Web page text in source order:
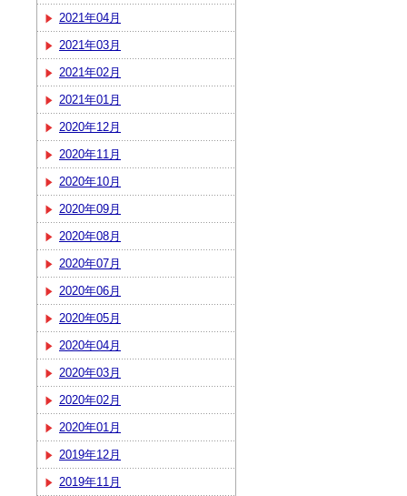
2021年04月
2021年03月
2021年02月
2021年01月
2020年12月
2020年11月
2020年10月
2020年09月
2020年08月
2020年07月
2020年06月
2020年05月
2020年04月
2020年03月
2020年02月
2020年01月
2019年12月
2019年11月